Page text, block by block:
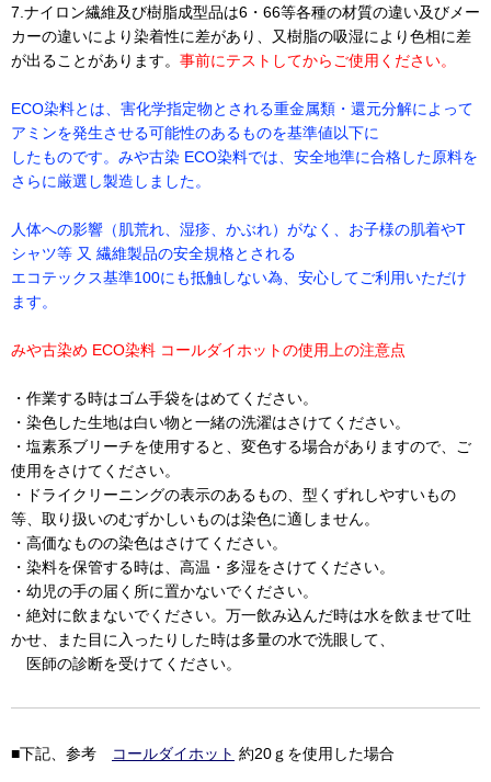
7.ナイロン繊維及び樹脂成型品は6・66等各種の材質の違い及びメー
カーの違いにより染着性に差があり、又樹脂の吸湿により色相に差
が出ることがあります。 事前にテストしてからご使用ください。
ECO染料とは、害化学指定物とされる重金属類・還元分解によって
アミンを発生させる可能性のあるものを基準値以下に
したものです。みや古染 ECO染料では、安全地準に合格した原料を
さらに厳選し製造しました。
人体への影響（肌荒れ、湿疹、かぶれ）がなく、お子様の肌着やT
シャツ等 又 繊維製品の安全規格とされる
エコテックス基準100にも抵触しない為、安心してご利用いただけ
ます。
みや古染め ECO染料 コールダイホットの使用上の注意点
・作業する時はゴム手袋をはめてください。
・染色した生地は白い物と一緒の洗濯はさけてください。
・塩素系ブリーチを使用すると、変色する場合がありますので、ご
使用をさけてください。
・ドライクリーニングの表示のあるもの、型くずれしやすいもの
等、取り扱いのむずかしいものは染色に適しません。
・高価なものの染色はさけてください。
・染料を保管する時は、高温・多湿をさけてください。
・幼児の手の届く所に置かないでください。
・絶対に飲まないでください。万一飲み込んだ時は水を飲ませて吐
かせ、また目に入ったりした時は多量の水で洗眼して、
医師の診断を受けてください。
■下記、参考 コールダイホット 約20ｇを使用した場合